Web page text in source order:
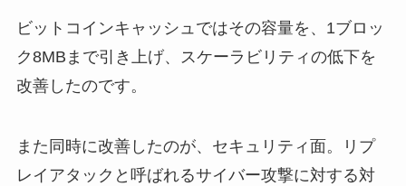
ビットコインキャッシュではその容量を、1ブロッ
ク8MBまで引き上げ、スケーラビリティの低下を
改善したのです。
また同時に改善したのが、セキュリティ面。リプ
レイアタックと呼ばれるサイバー攻撃に対する対